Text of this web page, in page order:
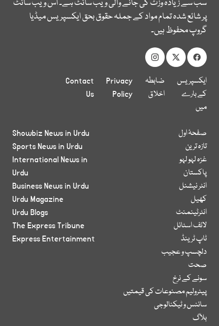
سب سے زیادہ وزٹ کی جانے والی ویب سائٹ ہے۔ اس ویب سائٹ
پر شائع شدہ تمام مواد کے جملہ حقوق بحق ایکسپریس میڈیا
گروپ محفوظ ہیں۔
ایکسپریس
کے بارے
میں
ضابطہ
اخلاق
Privacy
Policy
Contact
Us
صفحۂ اول
تازہ ترین
غزہ لہو لہو
پاکستان
انٹر نیشنل
کھیل
انٹرٹینمنٹ
لائف اسٹائل
ٹاپ ٹرینڈ
دلچسپ و عجیب
صحت
سونے کے نرخ
پیٹرولیم مصنوعات کی قیمتیں
سائنس و ٹیکنالوجی
بلاگ
Showbiz News in Urdu
Sports News in Urdu
International News in
Urdu
Business News in Urdu
Urdu Magazine
Urdu Blogs
The Express Tribune
Express Entertainment